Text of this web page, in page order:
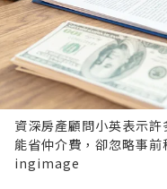
資深房產顧問小英表示
能省仲介費，卻忽略事
ingimage